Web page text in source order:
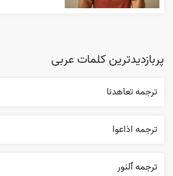
پربازدیدترین کلمات عربی
ترجمه تعاهدنا
ترجمه اذاعوا
ترجمه ٱلنور